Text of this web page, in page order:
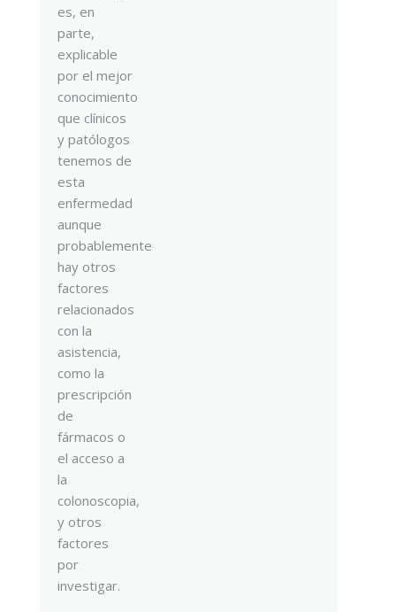
es, en
parte,
explicable
por el mejor
conocimiento
que clínicos
y patólogos
tenemos de
esta
enfermedad
aunque
probablemente
hay otros
factores
relacionados
con la
asistencia,
como la
prescripción
de
fármacos o
el acceso a
la
colonoscopia,
y otros
factores
por
investigar.